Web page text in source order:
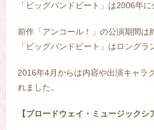
「ビッグバンドビート」は2006年
前作「アンコール！」の公演期間は
「ビッグバンドビート」はロングラ
2016年4月からは内容や出演キャラ
れました。
【ブロードウェイ・ミュージックシ